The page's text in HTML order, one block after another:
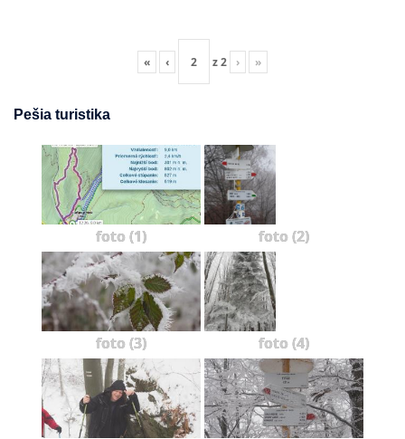
« ‹ z2 › »
Pešia turistika
foto (1) foto (2)
foto (3) foto (4)